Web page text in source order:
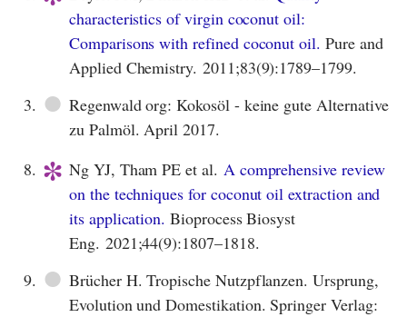
characteristics of virgin coconut oil:
Comparisons with refined coconut oil. Pure and
Applied Chemistry. 2011;83(9):1789–1799.
3. ● Regenwald org: Kokosöl - keine gute Alternative
zu Palmöl. April 2017.
8. * Ng YJ, Tham PE et al. A comprehensive review
on the techniques for coconut oil extraction and
its application. Bioprocess Biosyst
Eng. 2021;44(9):1807–1818.
9. ● Brücher H. Tropische Nutzpflanzen. Ursprung,
Evolution und Domestikation. Springer Verlag: